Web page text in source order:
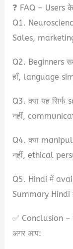
❓ FAQ – Users
Q1.
Sales,
Q2. Beginners
हाँ, language
Q3. क्या यह सिर्फ
नहीं,
Q4. क्या
नहीं, ethical
Q5. Hindi में
Summary Hindi
✅ Conclusion –
अगर आप: